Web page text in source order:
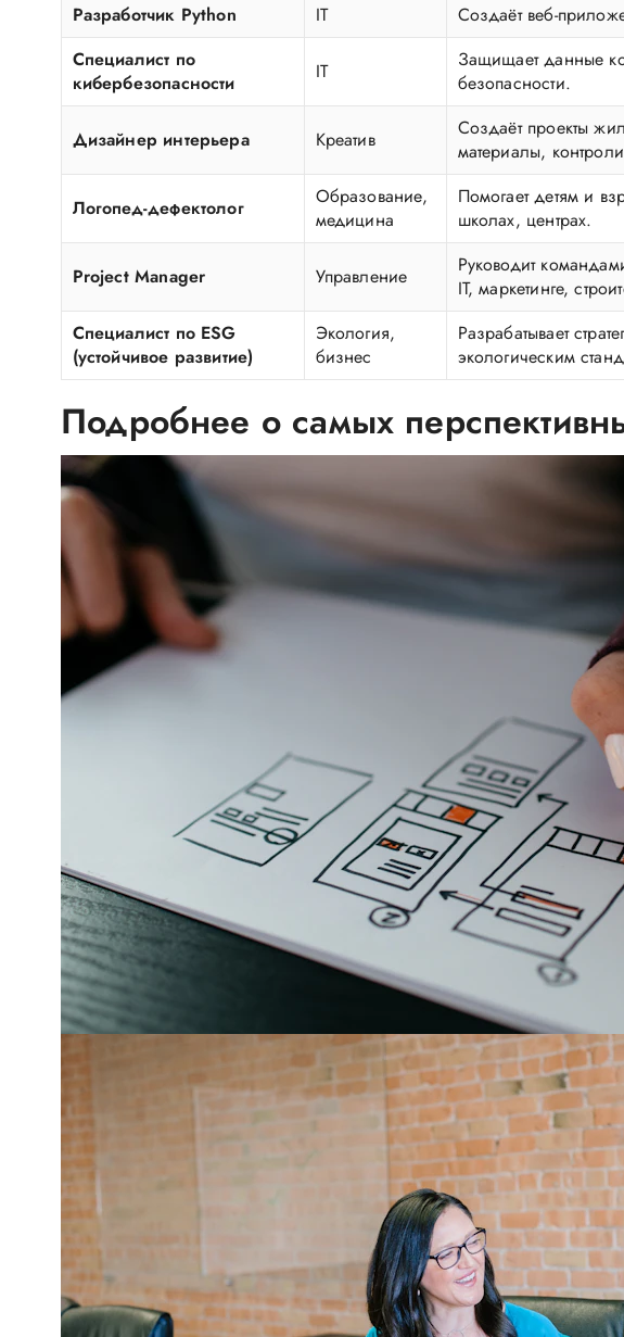
Разработчик Python IT Создаёт веб-
Специалист по
кибербезопасности
IT
Защищает данные
безопасности.
Дизайнер интерьера Креатив
Создаёт проекты
материалы,
Логопед-дефектолог
Образование,
медицина
Помогает детям и
школах, центрах.
Project Manager Управление
Руководит
IT, маркетинге,
Специалист по ESG
(устойчивое развитие)
Экология,
бизнес
Разрабатывает
экологическим
Подробнее о самых